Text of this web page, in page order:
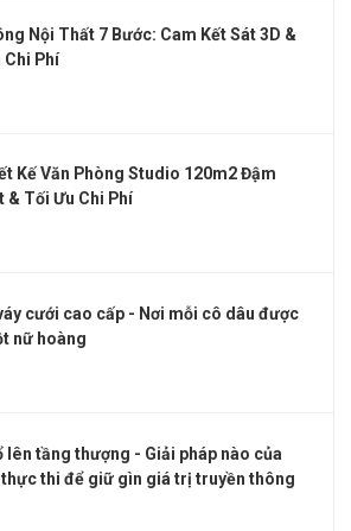
Nội Thất 7 Bước: Cam Kết Sát 3D &
Chi Phí
Kế Văn Phòng Studio 120m2 Đậm
& Tối Ưu Chi Phí
cưới cao cấp - Nơi mỗi cô dâu được
nữ hoàng
lên tầng thượng - Giải pháp nào của
thi để giữ gìn giá trị truyền thông